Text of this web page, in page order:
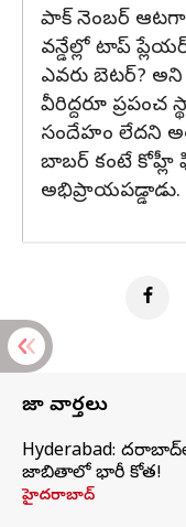
పాక్ నెంబర్
వన్డేల్లో టాప్
ఎవరు బెటర్?
వీరిద్దరూ
సందేహం లేదని
బాబర్ కంటే కోహ్లీ
అభిప్రాయపడ్డాడు.
తాజా వార్తలు
Hyderabad:
జాబితాలో భారీ కోత!
హైదరాబాద్